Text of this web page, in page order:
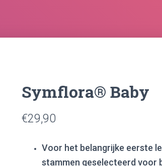
Symflora® Baby
€29,90
Voor het belangrijke eerste
stammen geselecteerd voor